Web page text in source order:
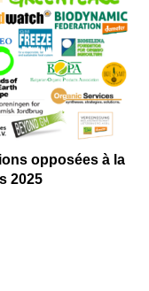
opposées à la
2025